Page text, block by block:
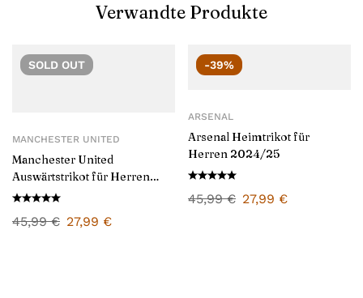
Verwandte Produkte
SOLD OUT
MANCHESTER UNITED
Manchester United
Auswärtstrikot für Herren
2024/25
45,99€ 27,99 €
-39%
ARSENAL
Arsenal Heimtrikot für
Herren 2024/25
45,99€ 27,99 €